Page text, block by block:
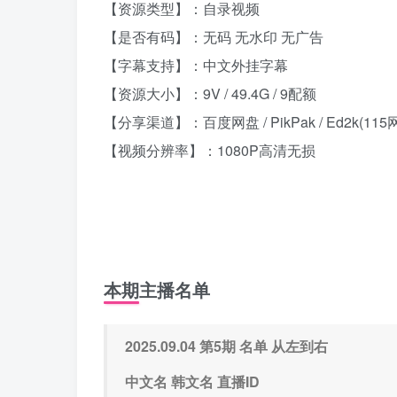
【资源类型】：自录视频
【是否有码】：无码 无水印 无广告
【字幕支持】：中文外挂字幕
【资源大小】：9V / 49.4G / 9配额
【分享渠道】：百度网盘 / PikPak / Ed2k(115
【视频分辨率】：1080P高清无损
本期主播名单
2025.09.04 第5期 名单 从左到右
中文名 韩文名 直播ID